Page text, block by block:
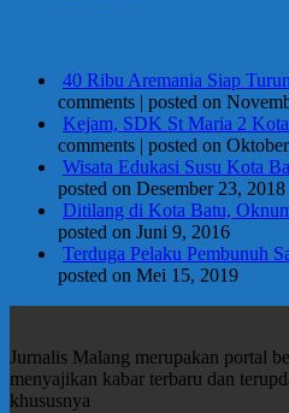
40 Ribu Aremania Siap
comments | posted on
Kejam, SDK St Maria 2
comments | posted on
Wisata Edukasi Susu Kota
posted on Desember 23, 2018
Ditilang di Kota Batu,
posted on Juni 9, 2016
Terduga Pelaku Pembunuh
posted on Mei 15, 2019
Jurnalis Malang merupakan portal
menyajikan kabar terbaru dan
khususnya